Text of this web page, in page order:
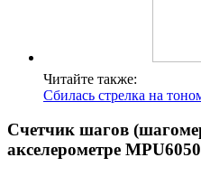
Читайте также:
Сбилась стрелка на
Счетчик шагов
акселерометре MPU6050